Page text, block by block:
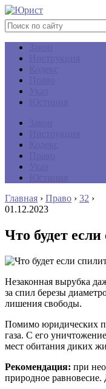
Главная › Право › 32 ›
01.12.2023
Что будет
Незаконная вырубка
за спил березы
лишения свободы.
Помимо юридических
газа. С его
мест обитания диких
Рекомендация: при
природное